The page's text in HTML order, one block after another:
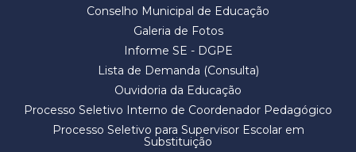
Conselho Municipal de Educação
Galeria de Fotos
Informe SE - DGPE
Lista de Demanda (Consulta)
Ouvidoria da Educação
Processo Seletivo Interno de Coordenador Pedagógico
Processo Seletivo para Supervisor Escolar em
Substituição